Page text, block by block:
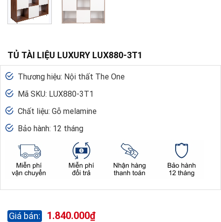
TỦ TÀI LIỆU LUXURY LUX880-3T1
Thương hiệu: Nội thất The One
Mã SKU: LUX880-3T1
Chất liệu: Gỗ melamine
Bảo hành: 12 tháng
1.840.000₫